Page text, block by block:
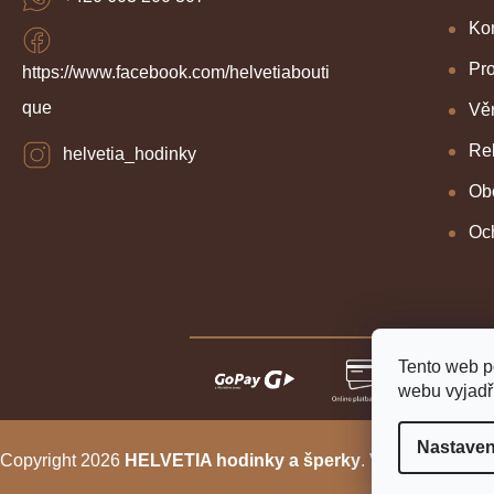
Tento web
webu
https://www.facebook.com/helvetiabouti
que
helvetia_hodinky
Copyright 2026 HELVETIA hodinky a šperky. Všechna práva